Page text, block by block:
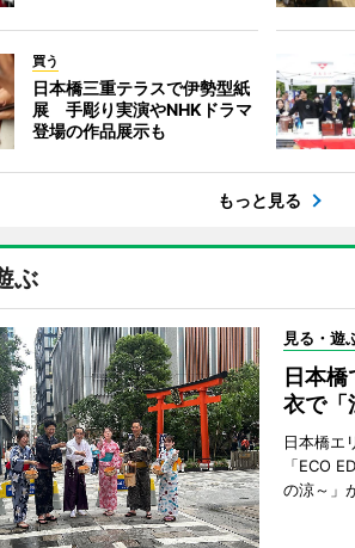
買う
日本橋三重テラスで伊勢型紙
展 手彫り実演やNHKドラマ
登場の作品展示も
もっと見る
ぶ
見る・遊
日本
衣で「
日本橋エ
「ECO
の涼～」